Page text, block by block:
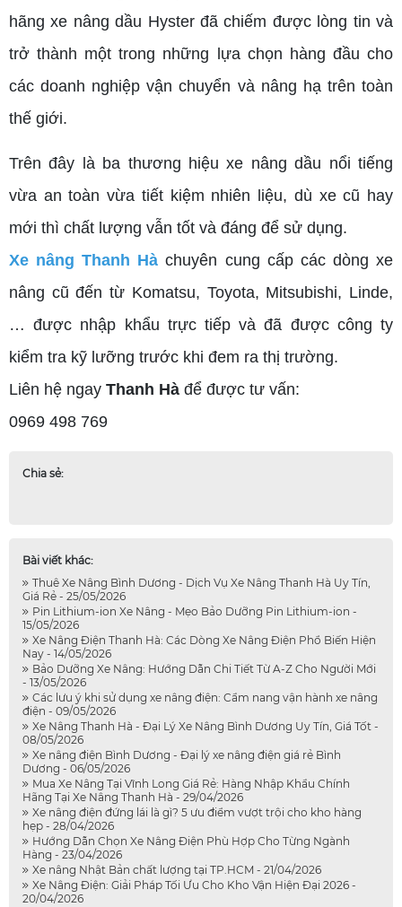
hãng xe nâng dầu Hyster đã chiếm được lòng tin và
trở thành một trong những lựa chọn hàng đầu cho
các doanh nghiệp vận chuyển và nâng hạ trên toàn
thế giới.
Trên đây là ba thương hiệu xe nâng dầu nổi tiếng
vừa an toàn vừa tiết kiệm nhiên liệu, dù xe cũ hay
mới thì chất lượng vẫn tốt và đáng để sử dụng.
Xe nâng Thanh Hà chuyên cung cấp các dòng xe
nâng cũ đến từ Komatsu, Toyota, Mitsubishi, Linde,
… được nhập khẩu trực tiếp và đã được công ty
kiểm tra kỹ lưỡng trước khi đem ra thị trường.
Liên hệ ngay Thanh Hà để được tư vấn:
0969 498 769
Chia sẻ:
Bài viết khác:
Thuê Xe Nâng Bình Dương - Dịch Vụ Xe Nâng Thanh Hà Uy Tín,
Giá Rẻ - 25/05/2026
Pin Lithium-ion Xe Nâng - Mẹo Bảo Dưỡng Pin Lithium-ion -
15/05/2026
Xe Nâng Điện Thanh Hà: Các Dòng Xe Nâng Điện Phổ Biến Hiện
Nay - 14/05/2026
Bảo Dưỡng Xe Nâng: Hướng Dẫn Chi Tiết Từ A-Z Cho Người Mới
- 13/05/2026
Các lưu ý khi sử dụng xe nâng điện: Cẩm nang vận hành xe nâng
điện - 09/05/2026
Xe Nâng Thanh Hà - Đại Lý Xe Nâng Bình Dương Uy Tín, Giá Tốt -
08/05/2026
Xe nâng điện Bình Dương - Đại lý xe nâng điện giá rẻ Bình
Dương - 06/05/2026
Mua Xe Nâng Tại Vĩnh Long Giá Rẻ: Hàng Nhập Khẩu Chính
Hãng Tại Xe Nâng Thanh Hà - 29/04/2026
Xe nâng điện đứng lái là gì? 5 ưu điểm vượt trội cho kho hàng
hẹp - 28/04/2026
Hướng Dẫn Chọn Xe Nâng Điện Phù Hợp Cho Từng Ngành
Hàng - 23/04/2026
Xe nâng Nhật Bản chất lượng tại TP.HCM - 21/04/2026
Xe Nâng Điện: Giải Pháp Tối Ưu Cho Kho Vận Hiện Đại 2026 -
20/04/2026